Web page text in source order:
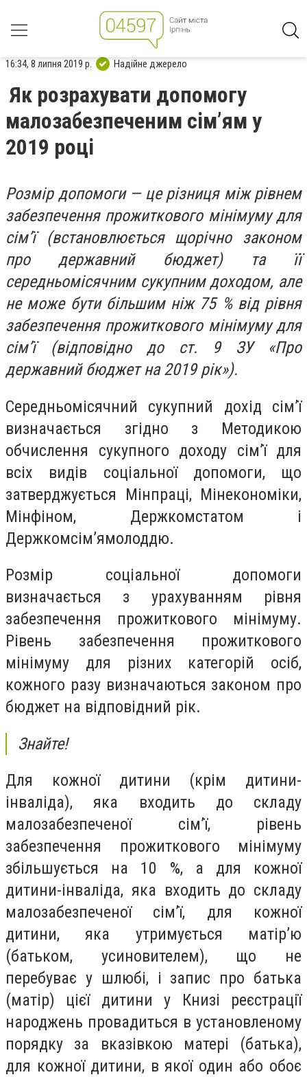
16:34, 8 липня 2019 р. Надійне джерело
Як розрахувати допомогу
малозабезпеченим сім’ям у
2019 році
Розмір допомоги — це різниця між рівнем
забезпечення прожиткового мінімуму для
сім’ї (встановлюється щорічно законом
про державний бюджет) та її
середньомісячним сукупним доходом, але
не може бути більшим ніж 75 % від рівня
забезпечення прожиткового мінімуму для
сім’ї (відповідно до ст. 9 ЗУ «Про
державний бюджет на 2019 рік»).
Середньомісячний сукупний дохід сім’ї
визначається згідно з Методикою
обчислення сукупного доходу сім’ї для
всіх видів соціальної допомоги, що
затверджується Мінпраці, Мінекономіки,
Мінфіном, Держкомстатом і
Держкомсім’ямолоддю.
Розмір соціальної допомоги
визначається з урахуванням рівня
забезпечення прожиткового мінімуму.
Рівень забезпечення прожиткового
мінімуму для різних категорій осіб,
кожного разу визначаються законом про
бюджет на відповідний рік.
Знайте!
Для кожної дитини (крім дитини-
інваліда), яка входить до складу
малозабезпеченої сім’ї, рівень
забезпечення прожиткового мінімуму
збільшується на 10 %, а для кожної
дитини-інваліда, яка входить до складу
малозабезпеченої сім’ї, для кожної
дитини, яка утримується матір’ю
(батьком, усиновителем), що не
перебуває у шлюбі, і запис про батька
(матір) цієї дитини у Книзі реєстрації
народжень провадиться в установленому
порядку за вказівкою матері (батька),
для кожної дитини, в якої один або обоє